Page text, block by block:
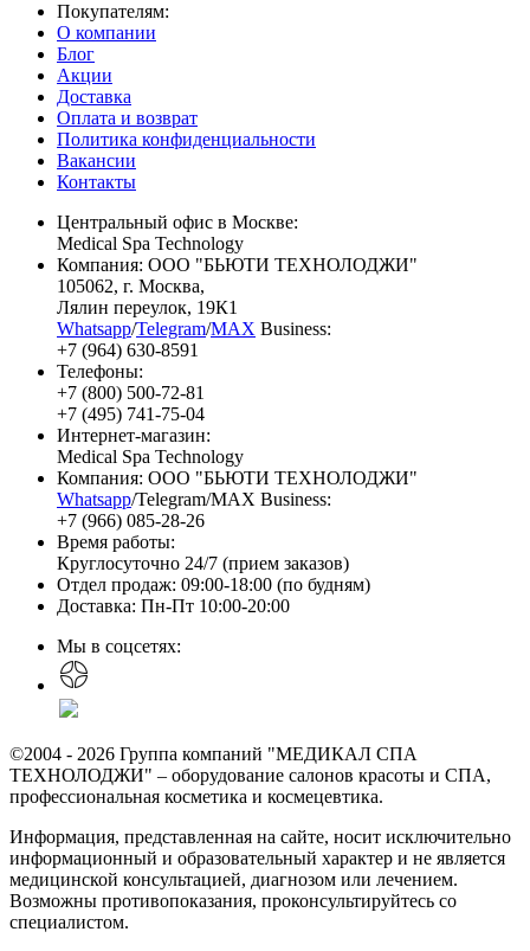
Покупателям:
О компании
Блог
Акции
Доставка
Оплата и возврат
Политика конфиденциальности
Вакансии
Контакты
Центральный офис в Москве:
Medical Spa Technology
Компания: ООО "БЬЮТИ ТЕХНОЛОДЖИ"
105062, г. Москва,
Лялин переулок, 19К1
Whatsapp/Telegram/MAX Business:
+7 (964) 630-8591
Телефоны:
+7 (800) 500-72-81
+7 (495) 741-75-04
Интернет-магазин:
Medical Spa Technology
Компания: ООО "БЬЮТИ ТЕХНОЛОДЖИ"
Whatsapp/Telegram/MAX Business:
+7 (966) 085-28-26
Время работы:
Круглосуточно 24/7 (прием заказов)
Отдел продаж: 09:00-18:00 (по будням)
Доставка: Пн-Пт 10:00-20:00
Мы в соцсетях:
©2004 - 2026 Группа компаний "МЕДИКАЛ СПА
ТЕХНОЛОДЖИ" – оборудование салонов красоты и СПА,
профессиональная косметика и космецевтика.
Информация, представленная на сайте, носит исключительно
информационный и образовательный характер и не является
медицинской консультацией, диагнозом или лечением.
Возможны противопоказания, проконсультируйтесь со
специалистом.